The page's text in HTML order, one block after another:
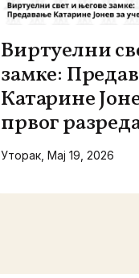
Виртуелни
замке:
Катарине
првог
Уторак, Мај 19, 2026